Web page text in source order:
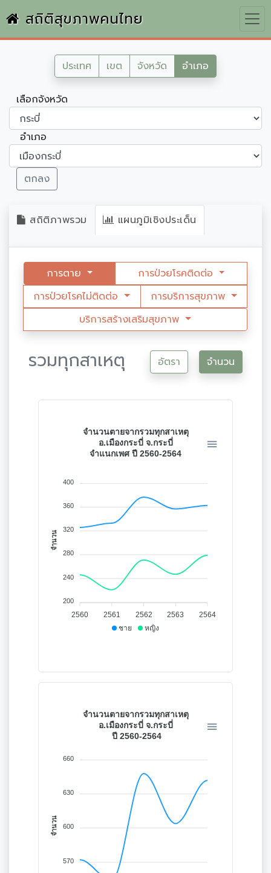
สถิติสุขภาพคนไทย
ประเทศ เขต จังหวัด อำเภอ
เลือกจังหวัด
อำเภอ
ตกลง
สถิติภาพรวม แผนภูมิเชิงประเด็น
การตาย
การป่วยโรคติดต่อ
การป่วยโรคไม่ติดต่อ
การบริการสุขภาพ
บริการสร้างเสริมสุขภาพ
รวมทุกสาเหตุ อัตรา จำนวน